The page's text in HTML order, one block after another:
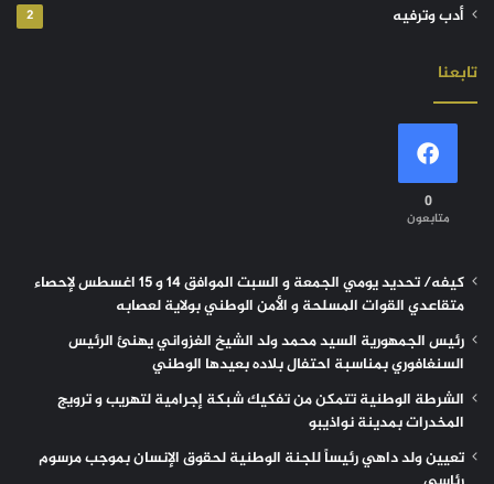
أدب وترفيه 2
تابعنا
0
متابعون
كيفه/ تحديد يومي الجمعة و السبت الموافق 14 و 15 اغسطس لإحصاء
متقاعدي القوات المسلحة و الأمن الوطني بولاية لعصابه
رئيس الجمهورية السيد محمد ولد الشيخ الغزواني يهنئ الرئيس
السنغافوري بمناسبة احتفال بلاده بعيدها الوطني
الشرطة الوطنية تتمكن من تفكيك شبكة إجرامية لتهريب و ترويج
المخدرات بمدينة نواذيبو
تعيين ولد داهي رئيساً للجنة الوطنية لحقوق الإنسان بموجب مرسوم